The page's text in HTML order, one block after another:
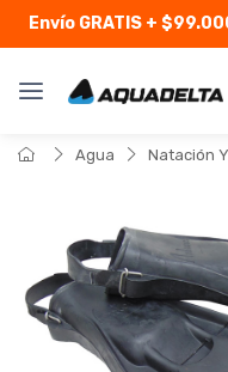
Envío GRATIS+
Agua Natación